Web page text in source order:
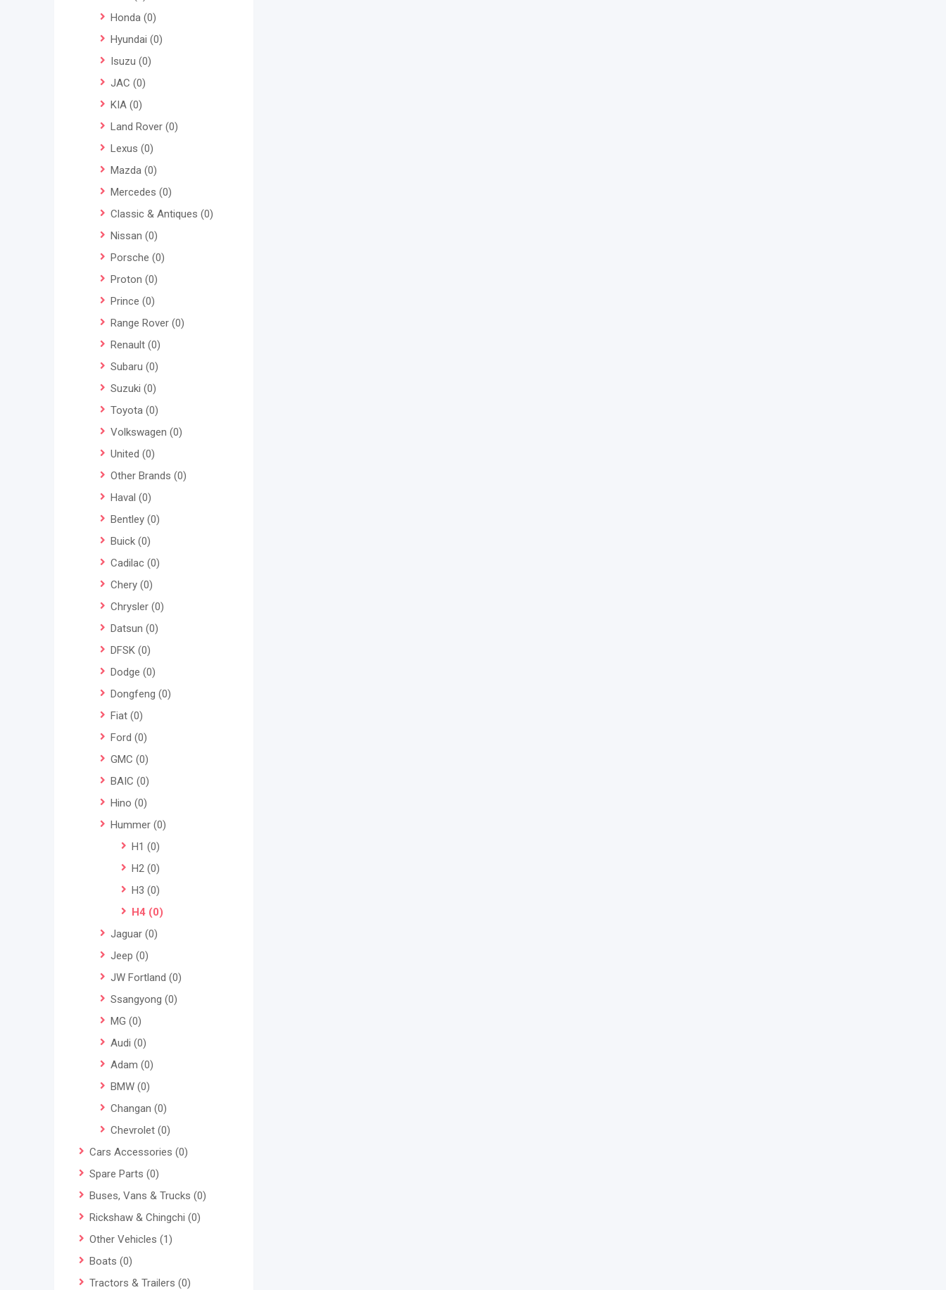
Honda (0)
Hyundai (0)
Isuzu (0)
JAC (0)
KIA (0)
Land Rover (0)
Lexus (0)
Mazda (0)
Mercedes (0)
Classic & Antiques (0)
Nissan (0)
Porsche (0)
Proton (0)
Prince (0)
Range Rover (0)
Renault (0)
Subaru (0)
Suzuki (0)
Toyota (0)
Volkswagen (0)
United (0)
Other Brands (0)
Haval (0)
Bentley (0)
Buick (0)
Cadilac (0)
Chery (0)
Chrysler (0)
Datsun (0)
DFSK (0)
Dodge (0)
Dongfeng (0)
Fiat (0)
Ford (0)
GMC (0)
BAIC (0)
Hino (0)
Hummer (0)
H1 (0)
H2 (0)
H3 (0)
H4 (0)
Jaguar (0)
Jeep (0)
JW Fortland (0)
Ssangyong (0)
MG (0)
Audi (0)
Adam (0)
BMW (0)
Changan (0)
Chevrolet (0)
Cars Accessories (0)
Spare Parts (0)
Buses, Vans & Trucks (0)
Rickshaw & Chingchi (0)
Other Vehicles (1)
Boats (0)
Tractors & Trailers (0)